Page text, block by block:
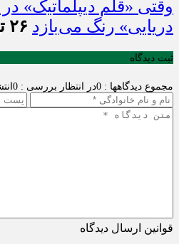
وقتی «قلم دیپلماتیک» در
دریایی» رنگ می‌بازد ۲۶ تیر ۱۴۰۵ - ۱۹:۵۰
ثبت دیدگاه
مجموع دیدگاهها : 0 در انتظار بررسی : 0
قوانین ارسال دیدگاه